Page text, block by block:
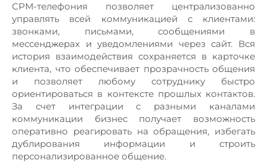
СРМ-телефония позволяет централизованно
управлять всей коммуникацией с клиентами:
звонками, письмами, сообщениями в
мессенджерах и уведомлениями через сайт. Вся
история взаимодействия сохраняется в карточке
клиента, что обеспечивает прозрачность общения
и позволяет любому сотруднику быстро
ориентироваться в контексте прошлых контактов.
За счет интеграции с разными каналами
коммуникации бизнес получает возможность
оперативно реагировать на обращения, избегать
дублирования информации и строить
персонализированное общение.